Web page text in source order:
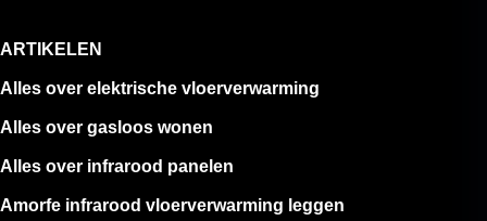
ARTIKELEN
Alles over elektrische vloerverwarming
Alles over gasloos wonen
Alles over infrarood panelen
Amorfe infrarood vloerverwarming leggen